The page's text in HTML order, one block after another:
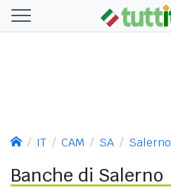
IT CAM SA Salerno
Banche di Salerno